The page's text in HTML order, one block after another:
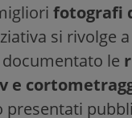
fotografi
si rivolge
le
e
presentati